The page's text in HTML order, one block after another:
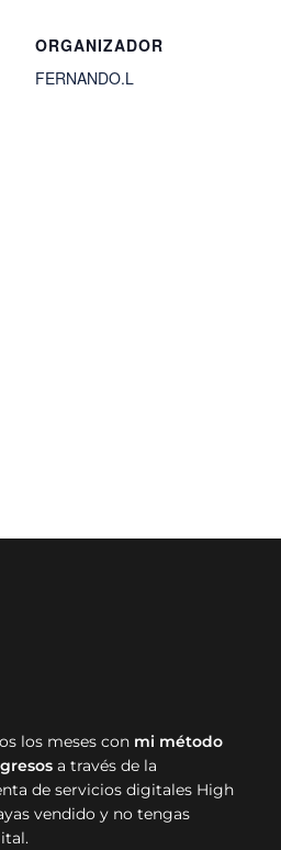
ORGANIZADOR
FERNANDO.L
los meses con mi método
a través de la
de servicios digitales High
vendido y no tengas